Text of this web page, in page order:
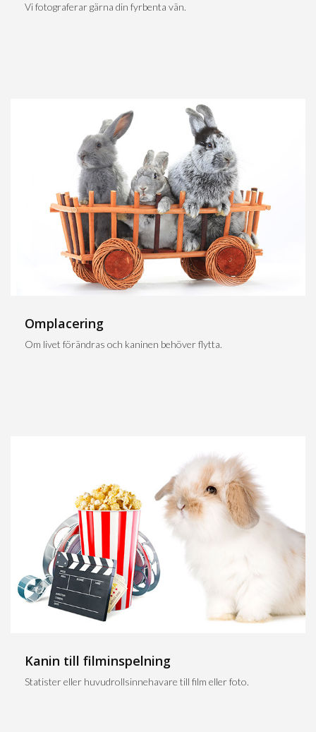
Vi fotograferar gärna din fyrbenta vän.
Omplacering
Om livet förändras och kaninen behöver flytta.
Kanin till filminspelning
Statister eller huvudrollsinnehavare till film eller foto.